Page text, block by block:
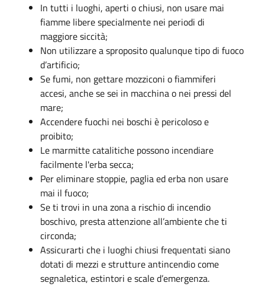
In tutti i luoghi, aperti o chiusi, non usare mai
fiamme libere specialmente nei periodi di
maggiore siccità;
Non utilizzare a sproposito qualunque tipo di fuoco
d’artificio;
Se fumi, non gettare mozziconi o fiammiferi
accesi, anche se sei in macchina o nei pressi del
mare;
Accendere fuochi nei boschi è pericoloso e
proibito;
Le marmitte catalitiche possono incendiare
facilmente l'erba secca;
Per eliminare stoppie, paglia ed erba non usare
mai il fuoco;
Se ti trovi in una zona a rischio di incendio
boschivo, presta attenzione all’ambiente che ti
circonda;
Assicurarti che i luoghi chiusi frequentati siano
dotati di mezzi e strutture antincendio come
segnaletica, estintori e scale d’emergenza.